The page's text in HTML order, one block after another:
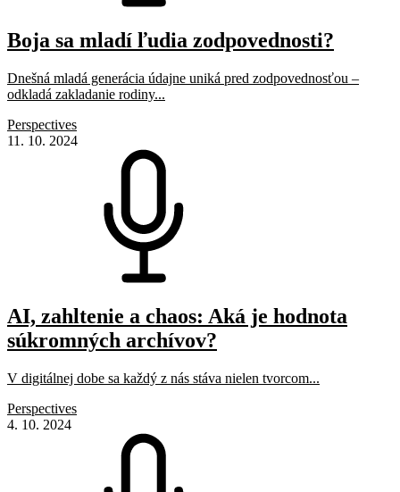
Boja sa mladí ľudia zodpovednosti?
Dnešná mladá generácia údajne uniká pred zodpovednosťou –
odkladá zakladanie rodiny...
Perspectives
11. 10. 2024
AI, zahltenie a chaos: Aká je hodnota
súkromných archívov?
V digitálnej dobe sa každý z nás stáva nielen tvorcom...
Perspectives
4. 10. 2024